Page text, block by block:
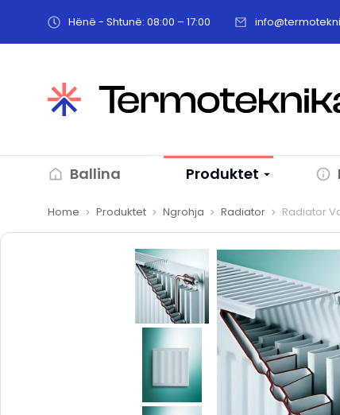
Hënë - Shtunë: 08:00 – 17:00
Ballina Produktet
You are here:
Home Produktet Ngrohja Radiator Radiator